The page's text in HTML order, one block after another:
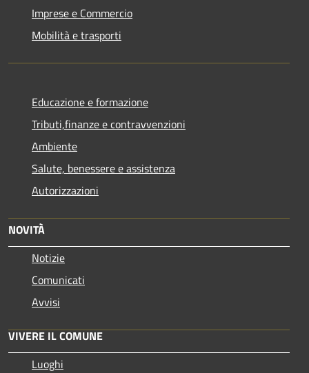
Imprese e Commercio
Mobilità e trasporti
Educazione e formazione
Tributi,finanze e contravvenzioni
Ambiente
Salute, benessere e assistenza
Autorizzazioni
NOVITÀ
Notizie
Comunicati
Avvisi
VIVERE IL COMUNE
Luoghi